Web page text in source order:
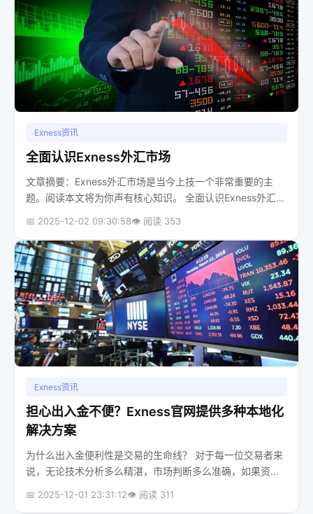
Exness资讯
全面认识Exness外汇市场
文章摘要：Exness外汇市场是当今上技一个非常重要的主
题。阅读本文将为你声有核心知识。 全面认识Exness外汇市
📅 2025-12-02 09:30:58👁️ 阅读 353
Exness资讯
担心出入金不便？Exness官网提供多种本地化
解决方案
为什么出入金便利性是交易的生命线？ 对于每一位交易者来
说，无论技术分析多么精湛，市场判断多么准确，如果资金
扣，甚至让人心生退意。想象一下，盈利后无法...
📅 2025-12-01 23:31:12👁️ 阅读 311